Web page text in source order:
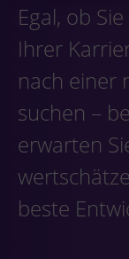
Egal, ob
Ihrer
nach einer
suchen –
erwarten
beste